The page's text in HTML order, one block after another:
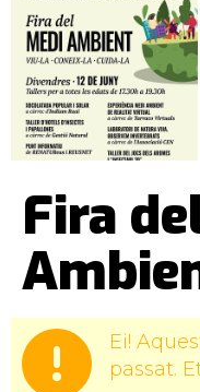
Fira
Ei!
passat.